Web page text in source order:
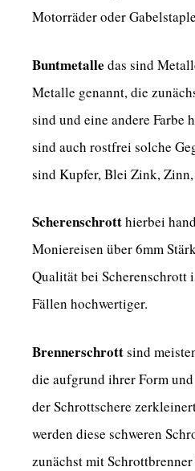
Motorräder oder
Buntmetalle das sind
Metalle genannt, die
sind und eine andere Farbe
sind auch rostfrei solche
sind Kupfer, Blei Zink,
Scherenschrotthierbei
Moniereisen über 6mm
Qualität bei Scherenschrott
Fällen hochwertiger.
Brennerschrottsind
die aufgrund ihrer Form
der Schrottschere
werden diese schweren
zunächst mit